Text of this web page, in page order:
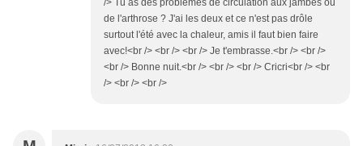
/> Tu as des problèmes de circulation aux jambes ou
de l'arthrose ? J'ai les deux et ce n'est pas drôle
surtout l'été avec la chaleur, amis il faut bien faire
avec!<br /> <br /> <br /> Je t'embrasse.<br /> <br />
<br /> Bonne nuit.<br /> <br /> <br /> Cricri<br /> <br
/> <br /> <br />